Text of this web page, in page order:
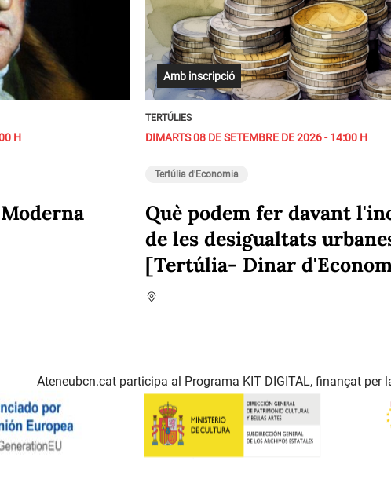
H
Amb inscripció
TERTÚLIES
DIMARTS 08 DE SETEMBRE DE 2026 - 14:00 H
Tertúlia d'Economia
Què podem fer davant
de les desigualtats
[Tertúlia- Dinar
Ateneubcn.cat participa al Programa KIT DIGITAL, finançat per